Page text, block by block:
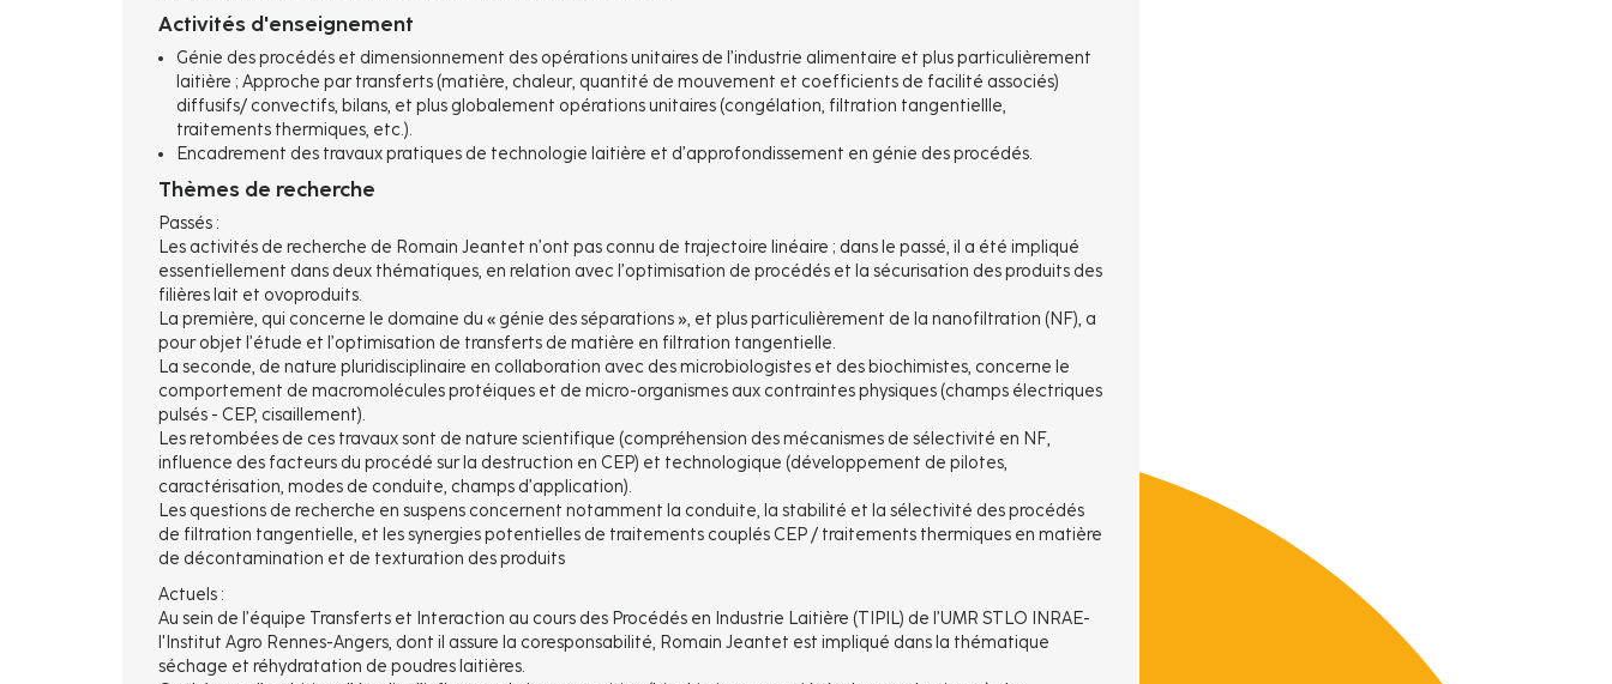
Activités d'enseignement
Génie des procédés et dimensionnement des opérations unitaires de l’industrie alimentaire et plus particulièrement
laitière ; Approche par transferts (matière, chaleur, quantité de mouvement et coefficients de facilité associés)
diffusifs/ convectifs, bilans, et plus globalement opérations unitaires (congélation, filtration tangentiellle,
traitements thermiques, etc.).
Encadrement des travaux pratiques de technologie laitière et d’approfondissement en génie des procédés.
Thèmes de recherche
Passés :
Les activités de recherche de Romain Jeantet n’ont pas connu de trajectoire linéaire ; dans le passé, il a été impliqué
essentiellement dans deux thématiques, en relation avec l’optimisation de procédés et la sécurisation des produits des
filières lait et ovoproduits.
La première, qui concerne le domaine du « génie des séparations », et plus particulièrement de la nanofiltration (NF), a
pour objet l’étude et l’optimisation de transferts de matière en filtration tangentielle.
La seconde, de nature pluridisciplinaire en collaboration avec des microbiologistes et des biochimistes, concerne le
comportement de macromolécules protéiques et de micro-organismes aux contraintes physiques (champs électriques
pulsés - CEP, cisaillement).
Les retombées de ces travaux sont de nature scientifique (compréhension des mécanismes de sélectivité en NF,
influence des facteurs du procédé sur la destruction en CEP) et technologique (développement de pilotes,
caractérisation, modes de conduite, champs d’application).
Les questions de recherche en suspens concernent notamment la conduite, la stabilité et la sélectivité des procédés
de filtration tangentielle, et les synergies potentielles de traitements couplés CEP / traitements thermiques en matière
de décontamination et de texturation des produits
Actuels :
Au sein de l’équipe Transferts et Interaction au cours des Procédés en Industrie Laitière (TIPIL) de l’UMR STLO INRAE-
l'Institut Agro Rennes-Angers, dont il assure la coresponsabilité, Romain Jeantet est impliqué dans la thématique
séchage et réhydratation de poudres laitières.